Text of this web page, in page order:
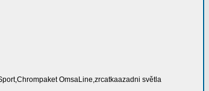
OmsaLine,zrcatkaazadni světla